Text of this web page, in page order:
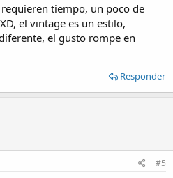
tiempo, un poco de
el vintage es un estilo,
el gusto rompe en
Responder
#5